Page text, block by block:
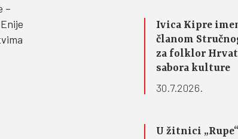
–
Ivica Kipre
članom
za folklor
sabora kulture
30.7.2026.
U žitnici